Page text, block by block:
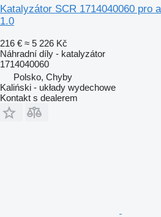
Katalyzátor SCR 1714040060 pro
1.0
216 € ≈ 5 226 Kč
Náhradní díly - katalyzátor
1714040060
Polsko, Chyby
Kaliński - układy wydechowe
Kontakt s dealerem